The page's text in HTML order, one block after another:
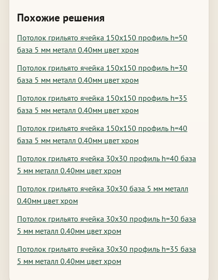
Похожие решения
Потолок грильято ячейка 150х150 профиль h=50
база 5 мм металл 0.40мм цвет хром
Потолок грильято ячейка 150х150 профиль h=30
база 5 мм металл 0.40мм цвет хром
Потолок грильято ячейка 150х150 профиль h=35
база 5 мм металл 0.40мм цвет хром
Потолок грильято ячейка 150х150 профиль h=40
база 5 мм металл 0.40мм цвет хром
Потолок грильято ячейка 30х30 профиль h=40 база
5 мм металл 0.40мм цвет хром
Потолок грильято ячейка 30х30 база 5 мм металл
0.40мм цвет хром
Потолок грильято ячейка 30х30 профиль h=30 база
5 мм металл 0.40мм цвет хром
Потолок грильято ячейка 30х30 профиль h=35 база
5 мм металл 0.40мм цвет хром